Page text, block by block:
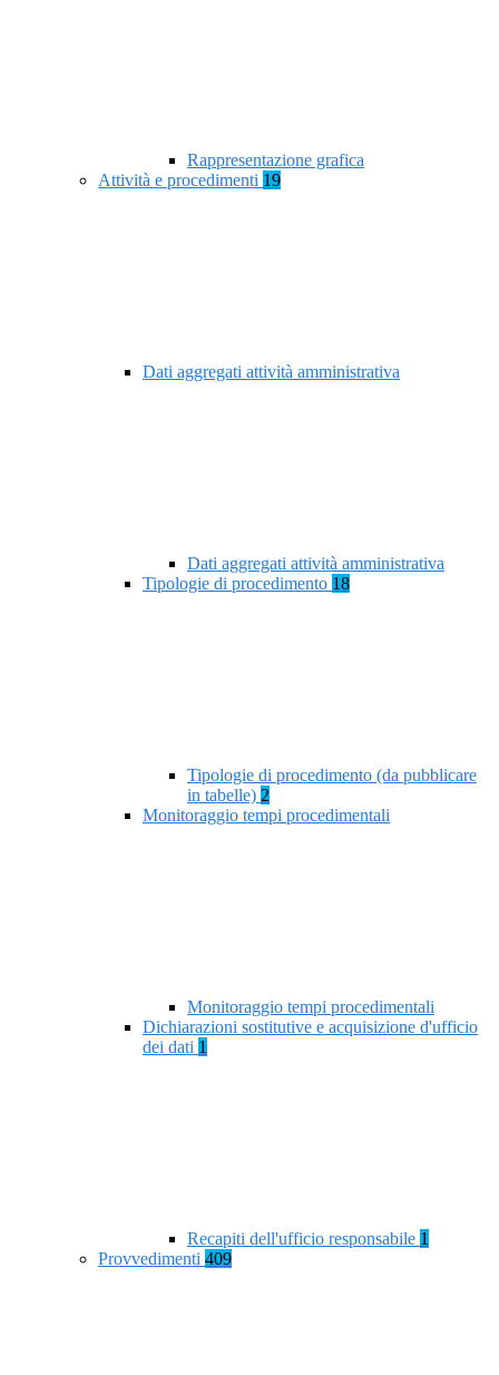
Rappresentazione grafica
Attività e procedimenti 19
Dati aggregati attività amministrativa
Dati aggregati attività amministrativa
Tipologie di procedimento 18
Tipologie di procedimento (da pubblicare
in tabelle) 2
Monitoraggio tempi procedimentali
Monitoraggio tempi procedimentali
Dichiarazioni sostitutive e acquisizione d'ufficio
dei dati 1
Recapiti dell'ufficio responsabile 1
Provvedimenti 409